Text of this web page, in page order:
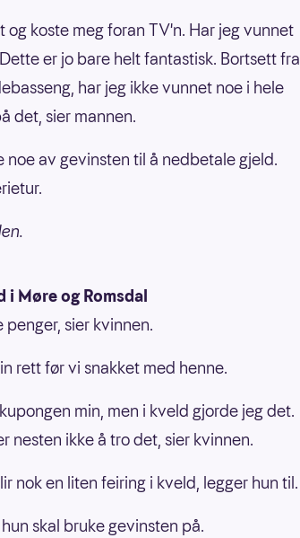
og koste meg foran TV'n. Har jeg vunnet
er jo bare helt fantastisk. Bortsett fra
har jeg ikke vunnet noe i hele
det, sier mannen.
noe av gevinsten til å nedbetale gjeld.
Møre og Romsdal
sier kvinnen.
rett før vi snakket med henne.
min, men i kveld gjorde jeg det.
nesten ikke å tro det, sier kvinnen.
nok en liten feiring i kveld, legger hun til.
skal bruke gevinsten på.